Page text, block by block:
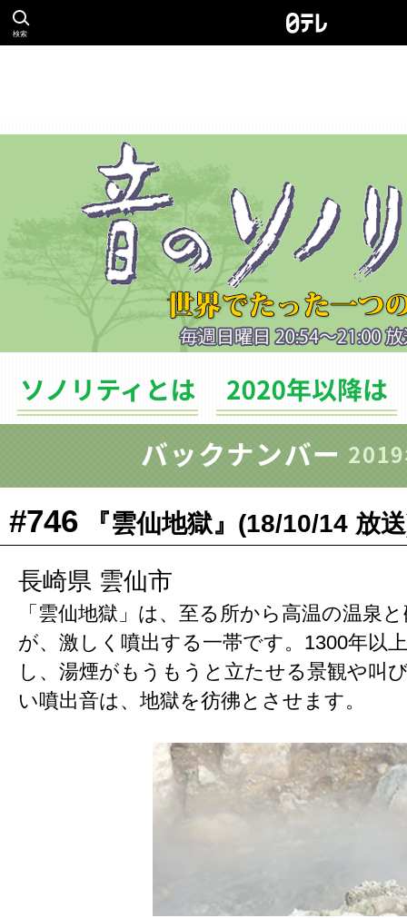
検索
ソノリティとは
#746 『雲仙地獄』(18/10/14 放
長崎県 雲仙市
「雲仙地獄」は、至る所から高温の温泉
が、激しく噴出する一帯です。1300年以
し、湯煙がもうもうと立たせる景観や叫
い噴出音は、地獄を彷彿とさせます。